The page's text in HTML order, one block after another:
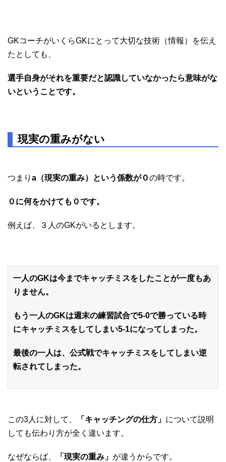
GKコーチがいくらGKにとって大切な技術（情報）を伝え
たとしても、
選手自身がそれを重要だと認識していなかったら意味がな
いということです。
現実の重みがない
つまり a（現実の重み）という係数が０の時です。
０に何をかけても０です。
例えば、３人のGKがいるとします。
一人のGKは今までキャッチミスをしたことが一度もあ
りません。
もう一人のGKは週末の練習試合で5-0で勝っている時
にキャッチミスをしてしまい5-1になってしまった。
最後の一人は、公式戦でキャッチミスをしてしまい逆
転されてしまった。
この3人に対して、 「キャッチングの仕方」 について説明
しても伝わり方が全く違います。
なぜならば、 「現実の重み」 が違うからです。